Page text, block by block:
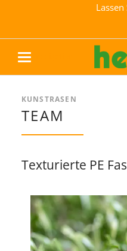
KUNSTRASEN
TEAM
Texturierte PE